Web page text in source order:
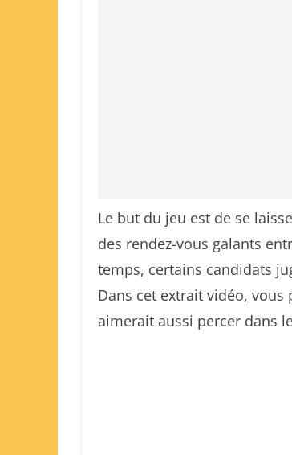
Le but du jeu est de se
des rendez-vous galants
temps, certains candidats
Dans cet extrait vidéo,
aimerait aussi percer dans